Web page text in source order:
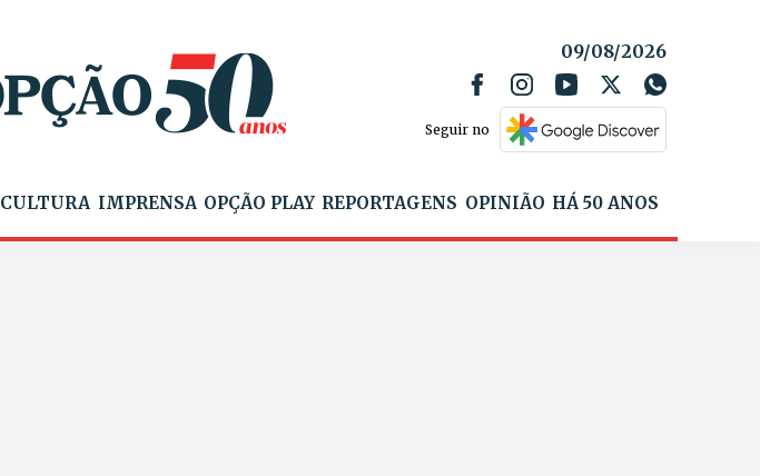
09/08/2026
Seguir no
CULTURA IMPRENSA OPÇÃO PLAY REPORTAGENS OPINIÃO HÁ 50 ANOS